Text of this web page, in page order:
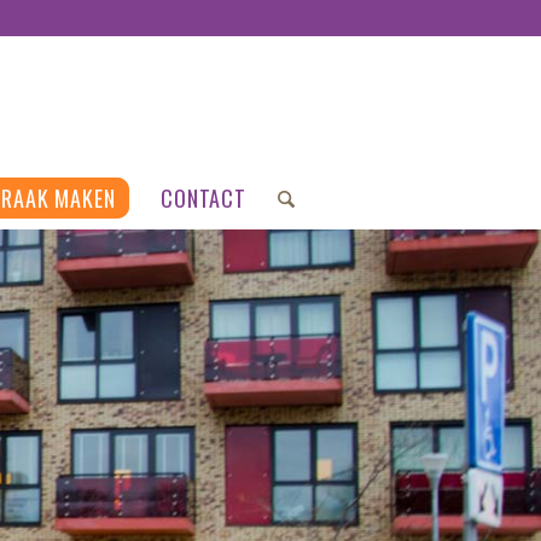
MAKEN CONTACT